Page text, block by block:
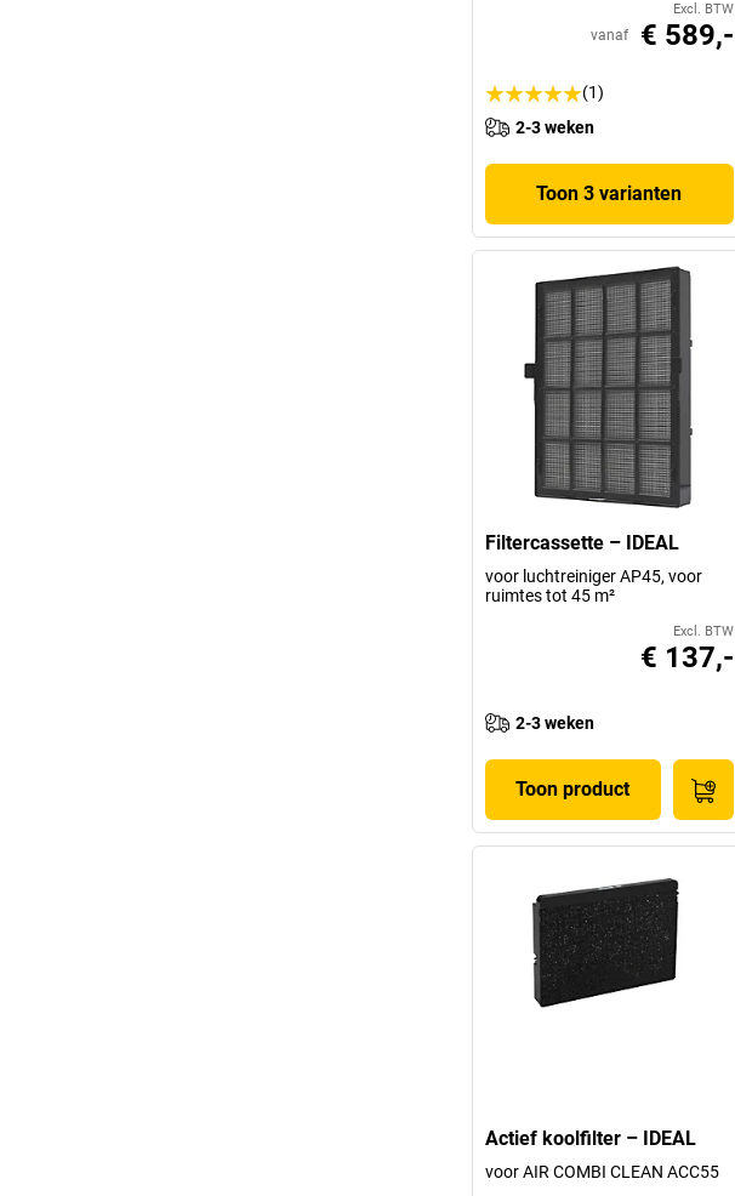
Excl. BTW
vanaf € 589,-
(1)
2-3 weken
Toon 3 varianten
Filtercassette – IDEAL
voor luchtreiniger AP45, voor
ruimtes tot 45 m²
Excl. BTW
€ 137,-
2-3 weken
Toon product
Actief koolfilter – IDEAL
voor AIR COMBI CLEAN ACC55